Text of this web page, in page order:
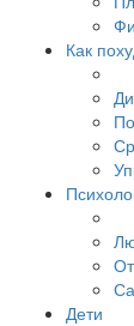
Как
Дети